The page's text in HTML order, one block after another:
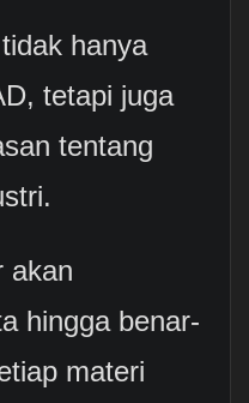
hanya
tetapi juga
tentang
akan
hingga benar-
materi